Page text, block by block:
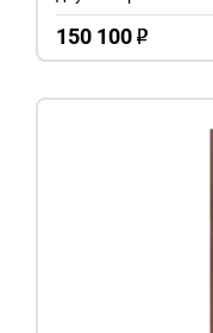
150 100 o